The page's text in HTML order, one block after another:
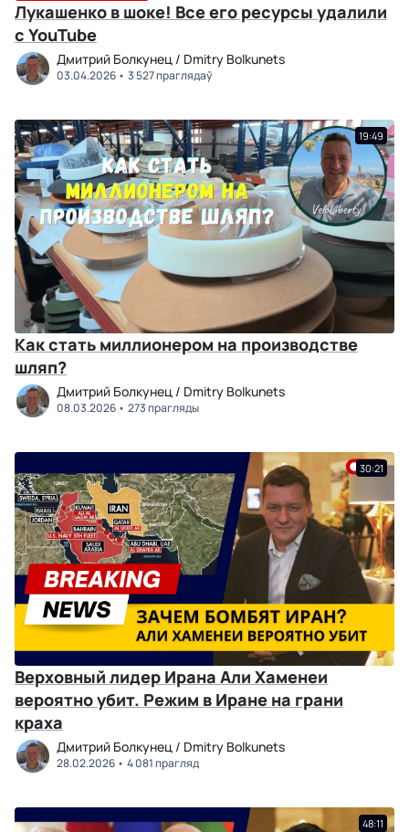
Лукашенко в шоке! Все его ресурсы удалили
с YouTube
Дмитрий Болкунец / Dmitry Bolkunets
03.04.2026 3 527 праглядаў
19:49
Как стать миллионером на производстве
шляп?
Дмитрий Болкунец / Dmitry Bolkunets
08.03.2026 273 прагляды
30:21
Верховный лидер Ирана Али Хаменеи
вероятно убит. Режим в Иране на грани
краха
Дмитрий Болкунец / Dmitry Bolkunets
28.02.2026 4 081 прагляд
48:11